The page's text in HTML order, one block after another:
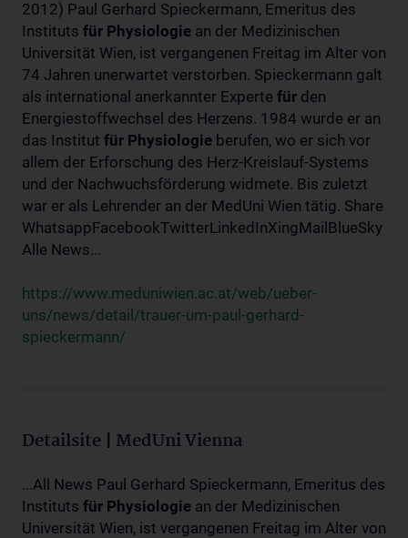
2012) Paul Gerhard Spieckermann, Emeritus des
Instituts für Physiologie an der Medizinischen
Universität Wien, ist vergangenen Freitag im Alter von
74 Jahren unerwartet verstorben. Spieckermann galt
als international anerkannter Experte für den
Energiestoffwechsel des Herzens. 1984 wurde er an
das Institut für Physiologie berufen, wo er sich vor
allem der Erforschung des Herz-Kreislauf-Systems
und der Nachwuchsförderung widmete. Bis zuletzt
war er als Lehrender an der MedUni Wien tätig. Share
WhatsappFacebookTwitterLinkedInXingMailBlueSky
Alle News...
https://www.meduniwien.ac.at/web/ueber-
uns/news/detail/trauer-um-paul-gerhard-
spieckermann/
Detailsite | MedUni Vienna
...All News Paul Gerhard Spieckermann, Emeritus des
Instituts für Physiologie an der Medizinischen
Universität Wien, ist vergangenen Freitag im Alter von